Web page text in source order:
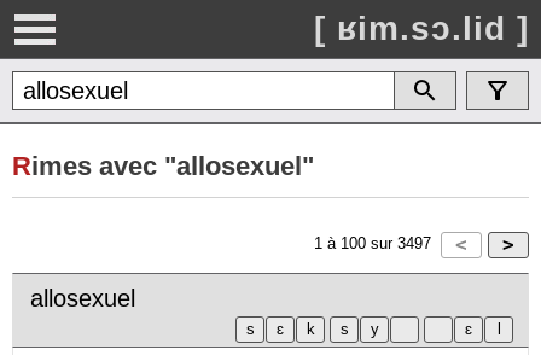
[ ʁim.sɔ.lid ]
Rimes avec "allosexuel"
1 à 100 sur 3497
allosexuel